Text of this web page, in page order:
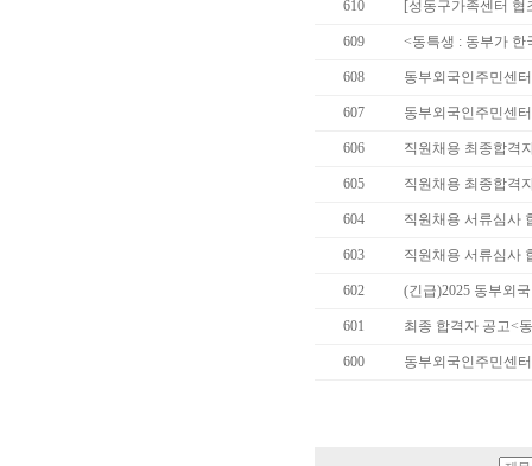
610 [성동구가족센터
609 <동특생 : 동부가
608 동부외국인주민센
607 동부외국인주민센
606 직원채용 최종합격
605 직원채용 최종합격
604 직원채용 서류심사
603 직원채용 서류심사
602 (긴급)2025 동부외
601 최종 합격자 공고<
600 동부외국인주민센